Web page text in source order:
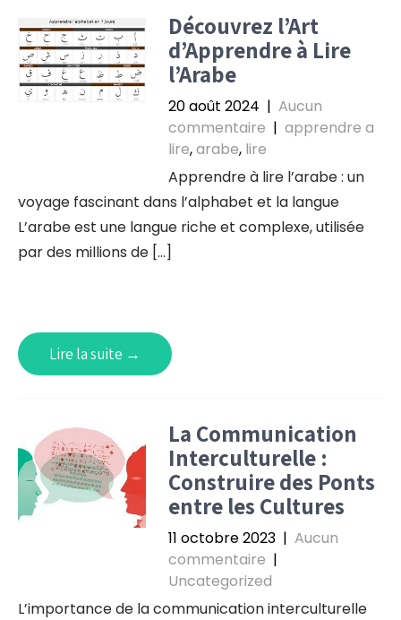
Découvrez l’Art
d’Apprendre à Lire
l’Arabe
20 août 2024 | Aucun
commentaire | apprendre a
lire,arabe, lire
Apprendre à lire l’arabe : un
voyage fascinant dans l’alphabet et la langue
L’arabe est une langue riche et complexe, utilisée
par des millions de […]
Lire la suite →
La Communication
Interculturelle :
Construire des Ponts
entre les Cultures
11 octobre 2023 | Aucun
commentaire |
Uncategorized
L’importance de la communication interculturelle